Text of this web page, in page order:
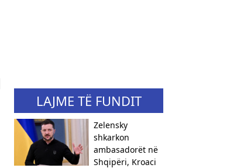
LAJME TË FUNDIT
Zelensky
shkarkon
ambasadorët në
Shqipëri, Kroaci